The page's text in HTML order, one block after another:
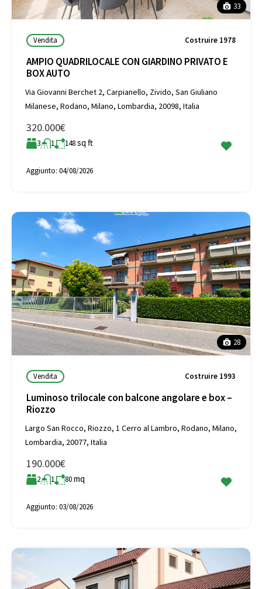
33
Vendita Costruire 1978
AMPIO QUADRILOCALE CON GIARDINO PRIVATO E
BOX AUTO
Via Giovanni Berchet 2, Carpianello, Zivido, San Giuliano
Milanese, Rodano, Milano, Lombardia, 20098, Italia
320.000€
3 1 148sq ft
Aggiunto: 04/08/2026
28
Vendita Costruire 1993
Luminoso trilocale con balcone angolare e box –
Riozzo
Largo San Rocco, Riozzo, 1 Cerro al Lambro, Rodano, Milano,
Lombardia, 20077, Italia
190.000€
2 1 80mq
Aggiunto: 03/08/2026